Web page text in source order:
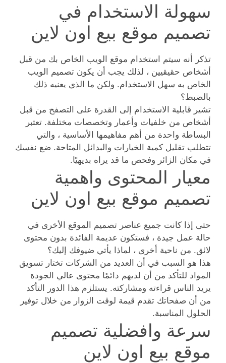
سهولة الاستخدام في
تصميم موقع بيع اون لاين
تذكر أنه سيتم استخدام موقع الويب الخاص بك من قبل
أشخاص حقيقيين ، لذلك يجب أن يكون تصميم الويب
الخاص به سهل الاستخدام. ولكن ما الذي يعنيه ذلك
بالضبط؟
تشير قابلية الاستخدام إلى القدرة على التصفح من قبل
أشخاص من خلفيات وأعمار وتخصصات مختلفة. تعتبر
البساطة واحدة من أهم مفاهيمها الأساسية ، والتي
تتطلب تقليل كمية الخيارات والبدائل المتاحة. ضع نفسك
في مكان الزائر وفحص ما قد يراه بديهيًا.
معيار المحتوى واهمية
تصميم موقع بيع اون لاين
حتى إذا كانت جميع عناصر تصميم الموقع الأخرى في
حالة عمل جيدة ، فستكون عديمة الفائدة بدون محتوى
لائق. من ناحية أخرى ، لماذا يأتي ضيوفك إليك؟
هذا هو السبب في أن العديد من الشركات تختار تسويق
المواد للتأكد من أن لديهم دائمًا محتوى عالي الجودة
يريد الناس قراءته ومشاركته. يستلزم هذا الدور التأكد
من أن صفحاتك تقدم قيمة لوقت الزوار من خلال توفير
الحلول المناسبة.
سرعة وافضلية تصميم
موقع بيع اون لاين